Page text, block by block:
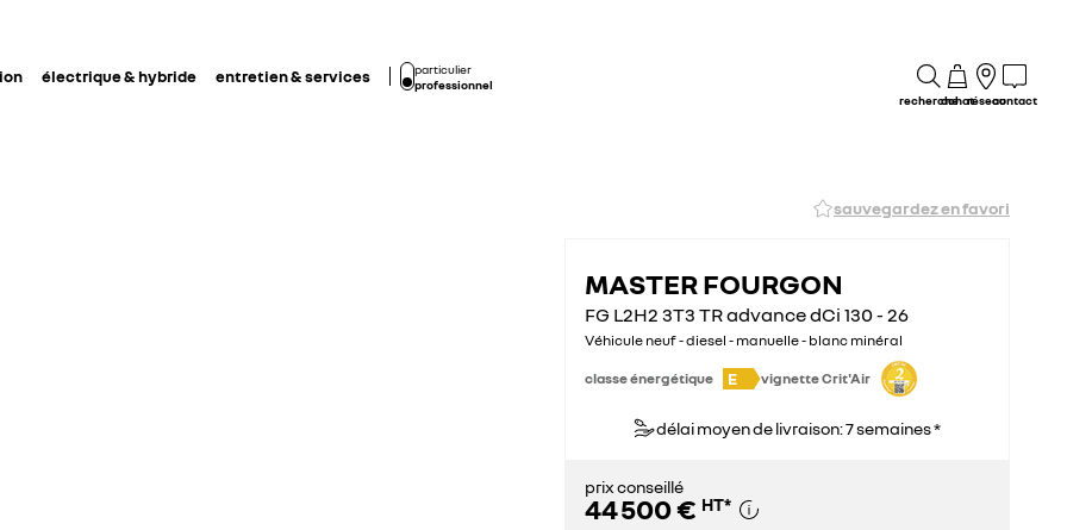
électrique & hybride entretien & services
particulier
professionnel
rechercheachatréseaucontact
sauvegardez en favori
MASTER FOURGON
FG L2H2 3T3 TR advance dCi 130 - 26
Véhicule neuf - diesel - manuelle - blanc minéral
classe énergétique E vignette Crit'Air
délai moyen de livraison: 7 semaines *
prix conseillé
44 500 € HT*